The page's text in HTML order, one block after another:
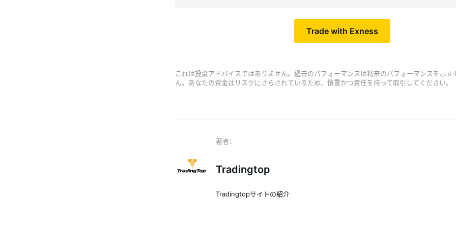
Trade with Exness
これは投資アドバイスではありません。過去のパフォーマンスは将来のパフォーマンスを示す
ん。あなたの資金はリスクにさらされているため、慎重かつ責任を持って取引してください。
Tradingtop
Tradingtopサイトの紹介